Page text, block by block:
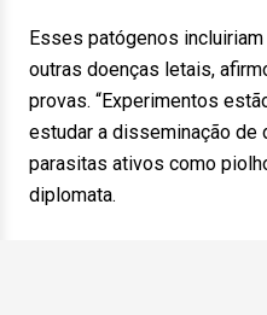
Esses patógenos
outras doenças letais,
provas. “Experimentos
estudar a disseminação de
parasitas ativos como
diplomata.